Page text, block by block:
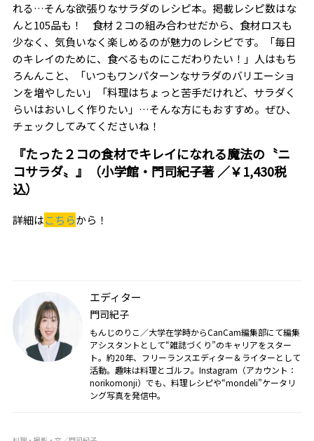
れる…そんな欲張りなサラダのレシピ本。掲載レシピ数はな
んと105品も！ 食材２コの組み合わせだから、食材ロスも
少なく、気負いなく楽しめるのが魅力のレシピです。「毎日
のキレイのために、食べるものにこだわりたい！」人はもち
ろんんこと、「いつもワンパターンなサラダのバリエーショ
ンを増やしたい」「料理はちょっと苦手だけれど、サラダく
らいはおいしく作りたい」…そんな方にもおすすめ。ぜひ、
チェックしてみてくださいね！
『たった２コの食材でキレイになれる魔法の〝ニ
コサラダ〟』（小学館・門司紀子著 ／￥1,430税
込）
詳細はこちらから！
エディター
門司紀子
もんじのりこ／大学在学時からCanCam編集部にて編集
アシスタントとして“雑誌づくり”のキャリアをスター
ト。約20年、フリーランスエディター＆ライターとして
活動。趣味は料理とゴルフ。Instagram（アカウント：
norikomonji）でも、料理レシピや“mondeli”ケータリ
ング写真を発信中。